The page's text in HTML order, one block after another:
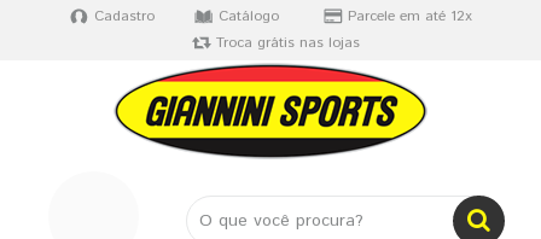
Cadastro Catálogo
Parcele em até 12x
Troca grátis nas lojas